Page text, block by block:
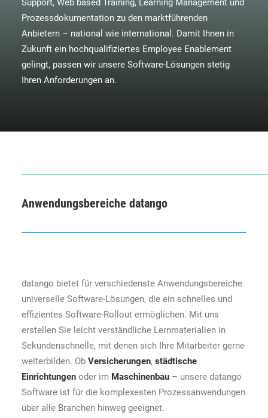
Support, Web based Training, Learning Management und
Prozessdokumentation zu den marktführenden
Anbietern – national wie international. Damit Ihnen in
Zukunft ein hochqualifiziertes Employee Enablement
gelingt, passen wir unsere Software-Lösungen stetig
Ihren Anforderungen an.
Anwendungsbereiche datango
datango bietet für verschiedenste Anwendungsbereiche
universelle Software-Lösungen, die ein schnelles und
effizientes Software-Rollout ermöglichen. Mit uns
erstellen Sie leicht verständliche Lernmaterialien in
Sekundenschnelle, mit denen sich Ihre Mitarbeiter gerne
weiterbilden. Ob Versicherungen, städtische
Einrichtungen oder im Maschinenbau – unsere datango
Software ist für die komplexesten Prozessanwendungen
über alle Branchen hinweg geeignet.